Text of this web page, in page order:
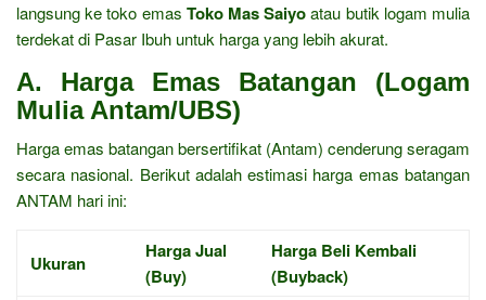
langsung ke toko emas Toko Mas Saiyoatau butik logam mulia
terdekat di Pasar Ibuh untuk harga yang lebih akurat.
A. Harga Emas Batangan (Logam
Mulia Antam/UBS)
Harga emas batangan bersertifikat (Antam) cenderung seragam
secara nasional. Berikut adalah estimasi harga emas batangan
ANTAM hari ini:
Ukuran
Harga Jual
(Buy)
Harga Beli Kembali
(Buyback)